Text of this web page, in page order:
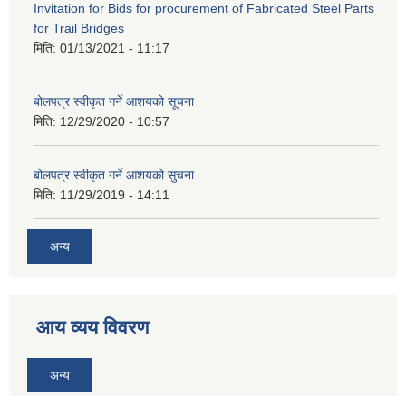
Invitation for Bids for procurement of Fabricated Steel Parts
for Trail Bridges
मिति: 01/13/2021 - 11:17
बोलपत्र स्वीकृत गर्ने आशयको सूचना
मिति: 12/29/2020 - 10:57
बोलपत्र स्वीकृत गर्ने आशयको सुचना
मिति: 11/29/2019 - 14:11
अन्य
आय व्यय विवरण
अन्य